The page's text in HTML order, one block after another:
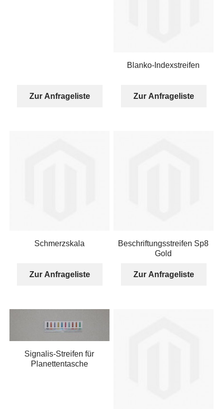
Zur Anfrageliste
Blanko-Indexstreifen
Zur Anfrageliste
Schmerzskala
Zur Anfrageliste
Beschriftungsstreifen Sp8
Gold
Zur Anfrageliste
Signalis-Streifen für
Planettentasche